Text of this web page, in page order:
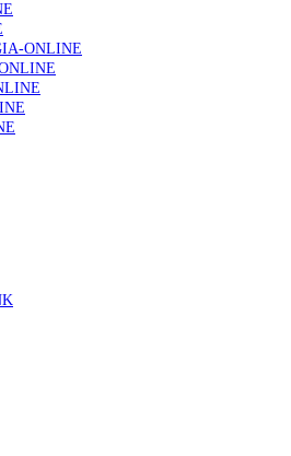
de utentes podem ficar sem médico de
regras do registo, alerta associação
de rastreio do cancro do pulmão são
representam um investimento
os sistemas de saúde”
cada dez doentes com enfarte
elevados de Lp(a), revela estudo
para primeira linha no cancro da
metastático em doentes não
PD-(L)1
ONLINE